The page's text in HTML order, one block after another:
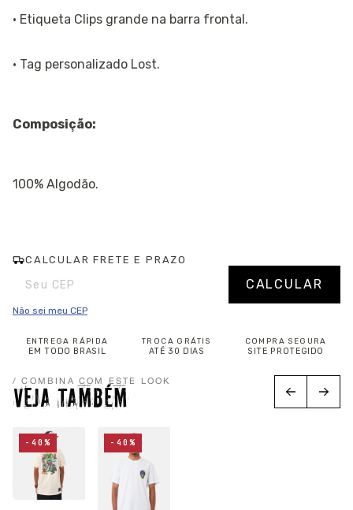
· Etiqueta Clips grande na barra frontal.
· Tag personalizado Lost.
Composição:
100% Algodão.
CALCULAR FRETE E PRAZO
Entregas para o CEP: Alterar CEP
CALCULAR
Não sei meu CEP
ENTREGA RÁPIDA
EM TODO BRASIL
TROCA GRÁTIS
ATÉ 30 DIAS
COMPRA SEGURA
SITE PROTEGIDO
/ COMBINA COM ESTE LOOK
VEJA TAMBÉM
-40% -40%